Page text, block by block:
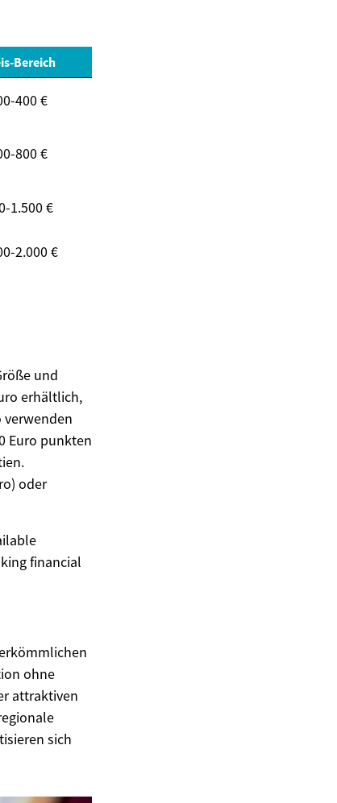
Bereich
400 €
800 €
1.500 €
2.000 €
und
erhältlich,
verwenden
Euro punkten
oder
financial
ohne
attraktiven
sich